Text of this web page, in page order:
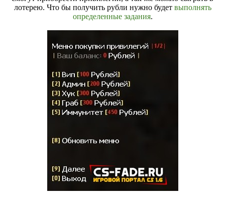
лотерею. Что бы получить рубли нужно будет выполнять
определенные задания.